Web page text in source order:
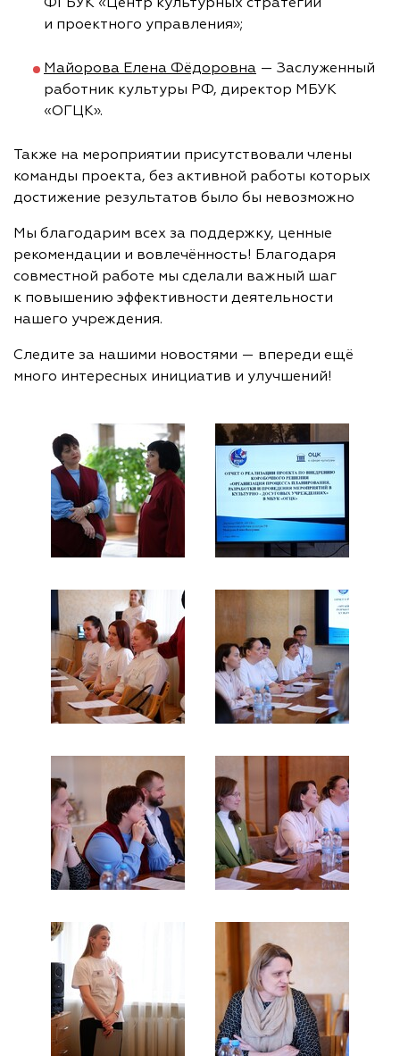
ФГБУК «Центр культурных стратегий
и проектного управления»;
Майорова Елена Фёдоровна — Заслуженный
работник культуры РФ, директор МБУК
«ОГЦК».
Также на мероприятии присутствовали члены
команды проекта, без активной работы которых
достижение результатов было бы невозможно
Мы благодарим всех за поддержку, ценные
рекомендации и вовлечённость! Благодаря
совместной работе мы сделали важный шаг
к повышению эффективности деятельности
нашего учреждения.
Следите за нашими новостями — впереди ещё
много интересных инициатив и улучшений!